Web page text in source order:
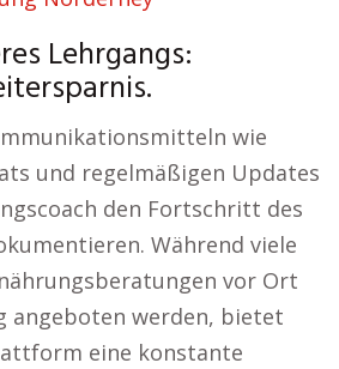
Lehrgangs:
wie
und regelmäßigen Updates
den Fortschritt des
Während viele
vor Ort
angeboten werden, bietet
eine konstante